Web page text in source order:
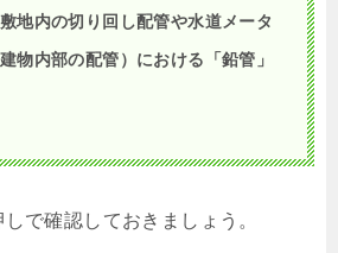
地内の切り回し配管や水道メータ
物内部の配管）における「鉛管」
で確認しておきましょう。